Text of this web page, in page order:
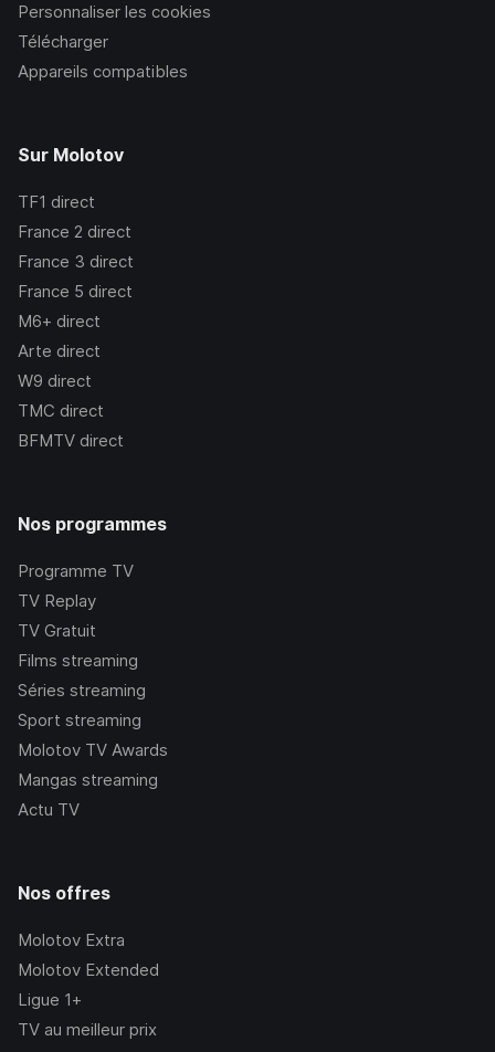
Personnaliser les cookies
Télécharger
Appareils compatibles
Sur Molotov
TF1 direct
France 2 direct
France 3 direct
France 5 direct
M6+ direct
Arte direct
W9 direct
TMC direct
BFMTV direct
Nos programmes
Programme TV
TV Replay
TV Gratuit
Films streaming
Séries streaming
Sport streaming
Molotov TV Awards
Mangas streaming
Actu TV
Nos offres
Molotov Extra
Molotov Extended
Ligue 1+
TV au meilleur prix